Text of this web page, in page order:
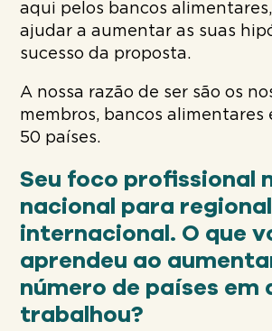
aqui pelos bancos
ajudar a aumentar as suas
sucesso da proposta.
A nossa razão de ser são os
membros, bancos alimentares
50 países.
Seu foco profissional
nacional para
internacional. O que
aprendeu ao
número de países em
trabalhou?